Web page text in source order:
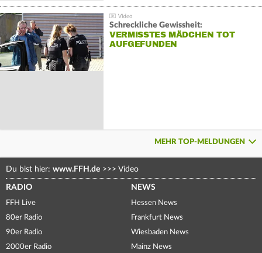
Schreckliche Gewissheit:
VERMISSTES MÄDCHEN TOT
AUFGEFUNDEN
MEHR TOP-MELDUNGEN
Du bist hier: www.FFH.de >>> Video
RADIO
FFH Live
80er Radio
90er Radio
2000er Radio
NEWS
Hessen News
Frankfurt News
Wiesbaden News
Mainz News